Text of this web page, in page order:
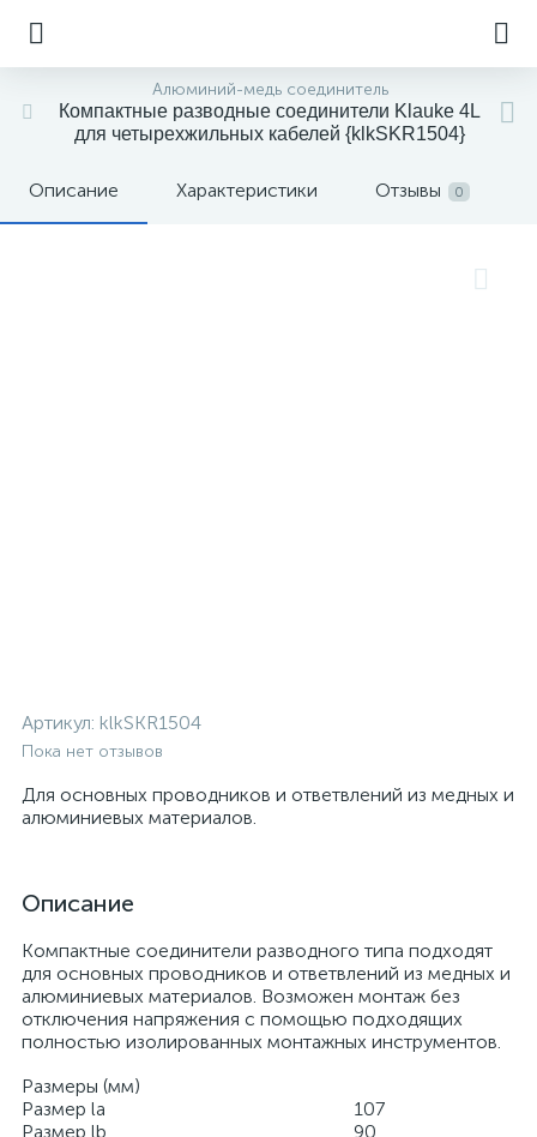
Алюминий-медь соединитель
Компактные разводные соединители Klauke 4L
для четырехжильных кабелей {klkSKR1504}
Описание Характеристики Отзывы 0
Артикул: klkSKR1504
Пока нет отзывов
Для основных проводников и ответвлений из медных и
алюминиевых материалов.
Описание
Компактные соединители разводного типа подходят
для основных проводников и ответвлений из медных и
алюминиевых материалов. Возможен монтаж без
отключения напряжения с помощью подходящих
полностью изолированных монтажных инструментов.
Размеры (мм)
Размер la
107
Размер lb
90